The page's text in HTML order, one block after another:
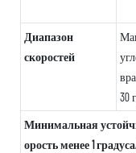
Диапазон
скоростей
30
Минимальная
орость менее 1